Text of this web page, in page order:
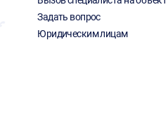
Задать вопрос
Юридическим лицам